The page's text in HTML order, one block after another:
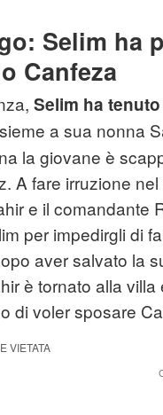
Selim ha
Canfeza
Selim ha
a sua nonna
la giovane è
A fare irruzione
e il comandante
per impedirgli di
aver salvato la
è tornato alla
di voler sposare
VIETATA